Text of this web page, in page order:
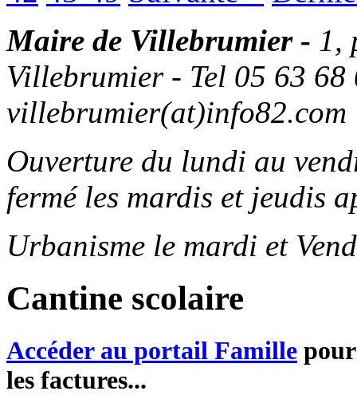
Maire de Villebrumier - 1,
Villebrumier - Tel 05 63
villebrumier(at)info82.com
Ouverture du lundi au
fermé les mardis et jeudis
Urbanisme le mardi et
Cantine scolaire
Accéder au portail Famille
les factures...